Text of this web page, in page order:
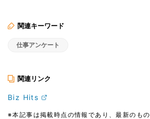
関連キーワード
仕事アンケート
関連リンク
Biz Hits
※本記事は掲載時点の情報であり、最新のも